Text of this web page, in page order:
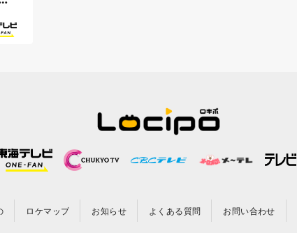
ロケマップ お知らせ よくある質問 お問い合わせ